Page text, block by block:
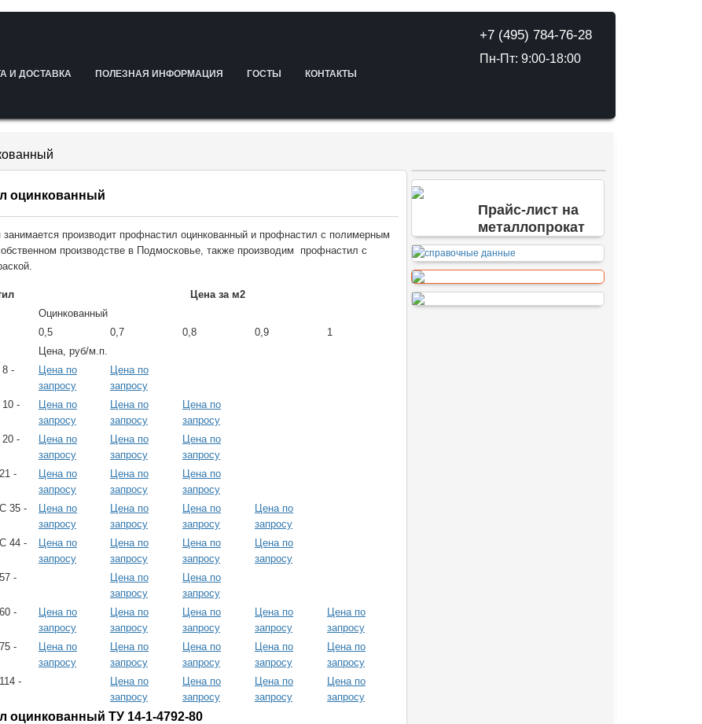
+7 (495) 784-76-28
Пн-Пт: 9:00-18:00
И ДОСТАВКА ПОЛЕЗНАЯ ИНФОРМАЦИЯ ГОСТЫ КОНТАКТЫ
оцинкованный
производит профнастил оцинкованный и профнастил с полимерным
производстве в Подмосковье, также производим профнастил с
Цена за м2
Оцинкованный
0,5 0,7 0,8 0,9
1
Цена, руб/м.п.
-
Цена по
запросу
Цена по
запросу
-
Цена по
запросу
Цена по
запросу
Цена по
запросу
-
Цена по
запросу
Цена по
запросу
Цена по
запросу
-
Цена по
запросу
Цена по
запросу
Цена по
запросу
35 -
Цена по
запросу
Цена по
запросу
Цена по
запросу
Цена по
запросу
44 -
Цена по
запросу
Цена по
запросу
Цена по
запросу
Цена по
запросу
-
Цена по
запросу
Цена по
запросу
-
Цена по
запросу
Цена по
запросу
Цена по
запросу
Цена по
запросу
Цена по
запросу
-
Цена по
запросу
Цена по
запросу
Цена по
запросу
Цена по
запросу
Цена по
запросу
-
Цена по
запросу
Цена по
запросу
Цена по
запросу
Цена по
запросу
оцинкованный ТУ 14-1-4792-80
Прайс-лист на
металлопрокат